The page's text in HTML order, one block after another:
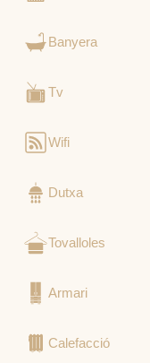
Banyera
Tv
Wifi
Dutxa
Tovalloles
Armari
Calefacció